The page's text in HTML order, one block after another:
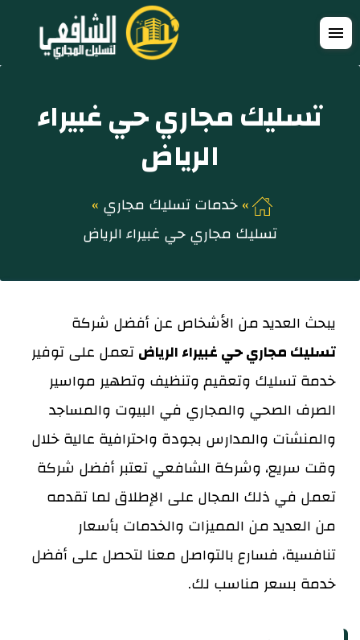
التجاوز
إلى
المحتوى
تسليك مجاري حي غبيراء
الرياض
خدمات تسليك مجاري
تسليك مجاري حي غبيراء الرياض
يبحث العديد من الأشخاص عن أفضل شركة
تسليك مجاري حي غبيراء الرياضتعمل على توفير
خدمة تسليك وتعقيم وتنظيف وتطهير مواسير
الصرف الصحي والمجاري في البيوت والمساجد
والمنشآت والمدارس بجودة واحترافية عالية خلال
وقت سريع، وشركة الشافعي تعتبر أفضل شركة
تعمل في ذلك المجال على الإطلاق لما تقدمه
من العديد من المميزات والخدمات بأسعار
تنافسية، فسارع بالتواصل معنا لتحصل على أفضل
خدمة بسعر مناسب لك.